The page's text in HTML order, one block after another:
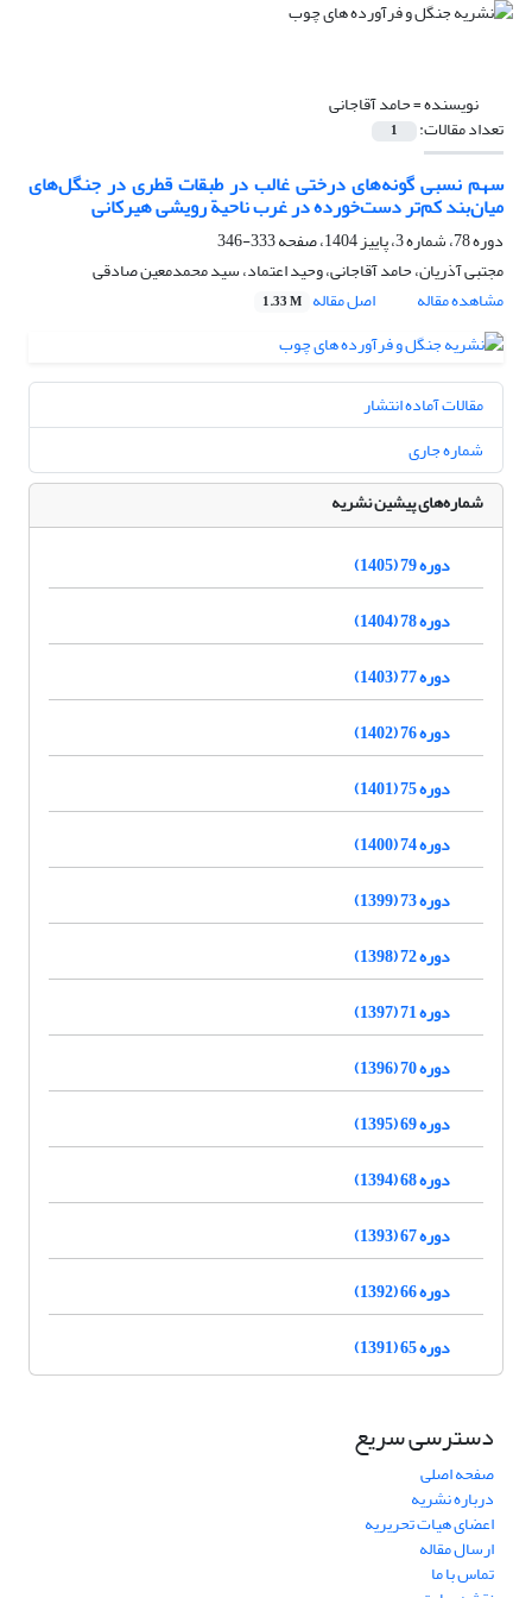
نویسنده =حامد آقاجانی
تعداد مقالات: 1
سهم نسبی گونه‌های درختی غالب در طبقات قطری در جنگل‌های
میان‌بند کم‌تر دست‌خورده در غرب ناحیة رویشی هیرکانی
دوره 78، شماره 3، پاییز 1404، صفحه
333-346
مجتبی آذریان، حامد آقاجانی، وحید اعتماد، سید محمدمعین صادقی
مشاهده مقاله
اصل مقاله 1.33 M
مقالات آماده انتشار
شماره جاری
شماره‌های پیشین نشریه
دوره 79 (1405)
دوره 78 (1404)
دوره 77 (1403)
دوره 76 (1402)
دوره 75 (1401)
دوره 74 (1400)
دوره 73 (1399)
دوره 72 (1398)
دوره 71 (1397)
دوره 70 (1396)
دوره 69 (1395)
دوره 68 (1394)
دوره 67 (1393)
دوره 66 (1392)
دوره 65 (1391)
دسترسی سریع
صفحه اصلی
درباره نشریه
اعضای هیات تحریریه
ارسال مقاله
تماس با ما